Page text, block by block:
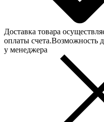
Доставка товара
оплаты счета.Возможность
у менеджера